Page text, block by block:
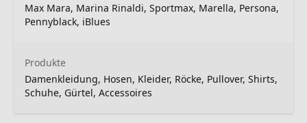
Max Mara, Marina Rinaldi, Sportmax, Marella, Persona,
Pennyblack, iBlues
Produkte
Damenkleidung, Hosen, Kleider, Röcke, Pullover, Shirts,
Schuhe, Gürtel, Accessoires